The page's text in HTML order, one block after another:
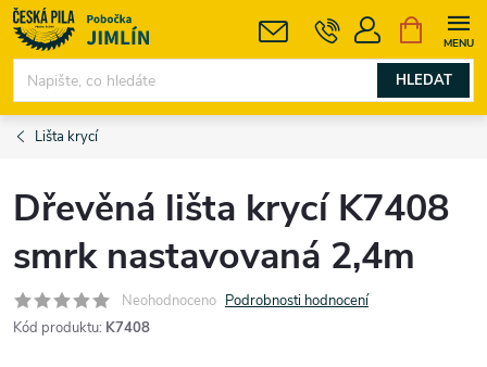
Přejít
na
obsah
HLEDAT
NÁKUPNÍ
KOŠÍK
Lišta krycí
Dřevěná lišta krycí K7408
smrk nastavovaná 2,4m
Neohodnoceno Podrobnosti hodnocení
Kód produktu: K7408